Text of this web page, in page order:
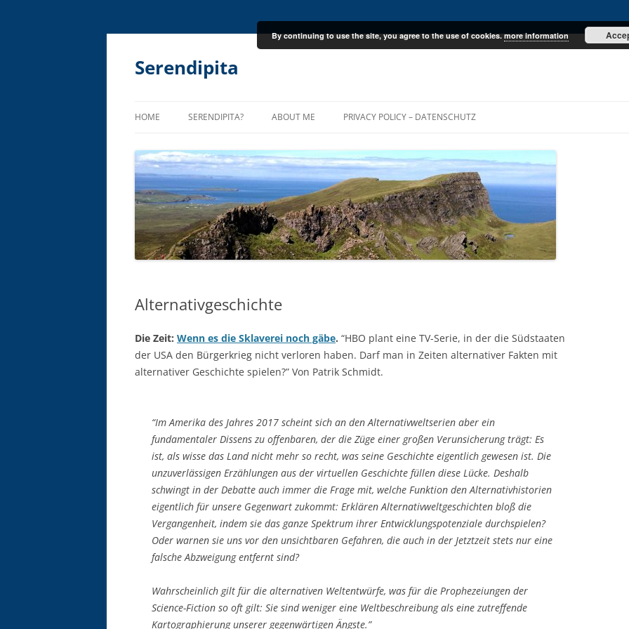
Skip
Serendipita
HOME SERENDIPITA? ABOUT ME PRIVACY POLICY – DATENSCHUTZ
Alternativgeschichte
Die Zeit: Wenn es die Sklaverei noch gäbe. “HBO plant eine TV-Serie, in der die Südstaaten
der USA den Bürgerkrieg nicht verloren haben. Darf man in Zeiten alternativer Fakten mit
alternativer Geschichte spielen?” Von Patrik Schmidt.
“Im Amerika des Jahres 2017 scheint sich an den Alternativweltserien aber ein
fundamentaler Dissens zu offenbaren, der die Züge einer großen Verunsicherung trägt: Es
ist, als wisse das Land nicht mehr so recht, was seine Geschichte eigentlich gewesen ist. Die
unzuverlässigen Erzählungen aus der virtuellen Geschichte füllen diese Lücke. Deshalb
schwingt in der Debatte auch immer die Frage mit, welche Funktion den Alternativhistorien
eigentlich für unsere Gegenwart zukommt: Erklären Alternativweltgeschichten bloß die
Vergangenheit, indem sie das ganze Spektrum ihrer Entwicklungspotenziale durchspielen?
Oder warnen sie uns vor den unsichtbaren Gefahren, die auch in der Jetztzeit stets nur eine
falsche Abzweigung entfernt sind?
Wahrscheinlich gilt für die alternativen Weltentwürfe, was für die Prophezeiungen der
Science-Fiction so oft gilt: Sie sind weniger eine Weltbeschreibung als eine zutreffende
Kartographierung unserer gegenwärtigen Ängste.”
By continuing to use the site, you agree to the use of cookies.more information